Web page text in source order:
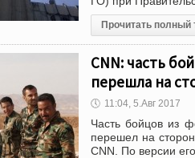
Прочитать полный
CNN: часть
перешла на
🕔 11:04, 5.Авг 2017
Часть бойцов из
перешел на
CNN. По версии